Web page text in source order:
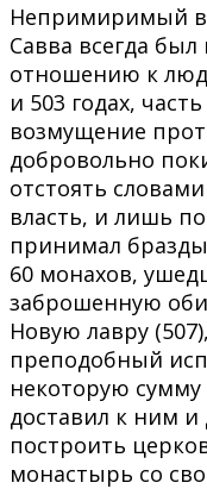
Непримиримый
Савва всегда
отношению к
и 503 годах,
возмущение
добровольно
отстоять
власть, и лишь
принимал
60 монахов,
заброшенную
Новую лавру
преподобный
некоторую
доставил к ним
построить
монастырь со